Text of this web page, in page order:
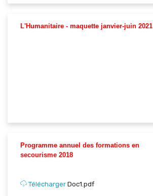
L'Humanitaire - maquette janvier-juin 2021
Programme annuel des formations en
secourisme 2018
Télécharger Doc1.pdf